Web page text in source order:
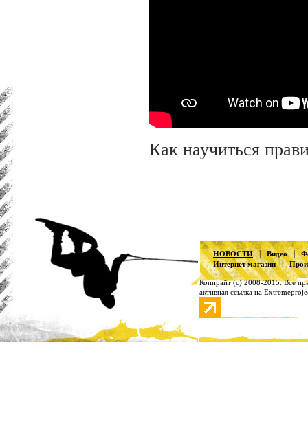
Как научиться
НОВОСТИ|Видео|
Интернет магазин|
Копирайт (с) 2008-2015. Все
активная ссылка на